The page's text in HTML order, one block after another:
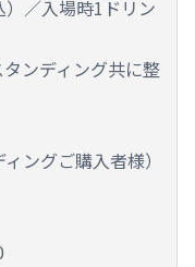
）／入場時1ドリン
ンディング共に整
ングご購入者様）